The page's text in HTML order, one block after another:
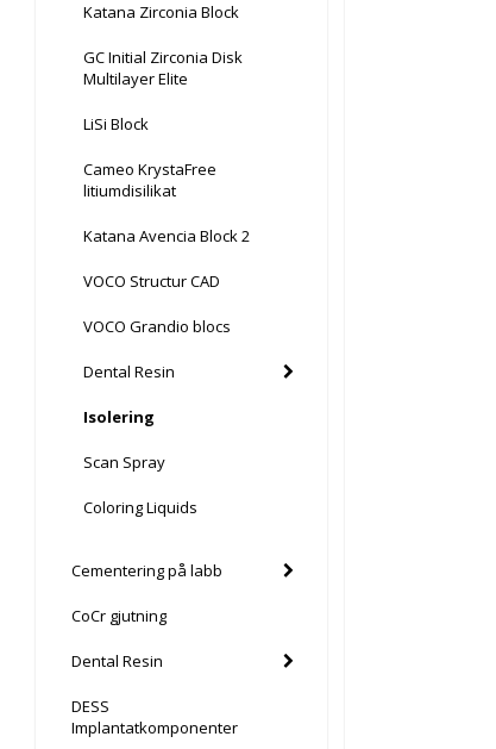
Katana Zirconia Block
GC Initial Zirconia Disk
Multilayer Elite
LiSi Block
Cameo KrystaFree
litiumdisilikat
Katana Avencia Block 2
VOCO Structur CAD
VOCO Grandio blocs
Dental Resin
Isolering
Scan Spray
Coloring Liquids
Cementering på labb
CoCr gjutning
Dental Resin
DESS
Implantatkomponenter